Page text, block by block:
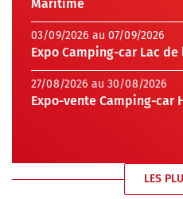
Maritime
03/09/2026 au 07/09/2026
Expo Camping-car Lac de
27/08/2026 au 30/08/2026
Expo-vente Camping-car
LES